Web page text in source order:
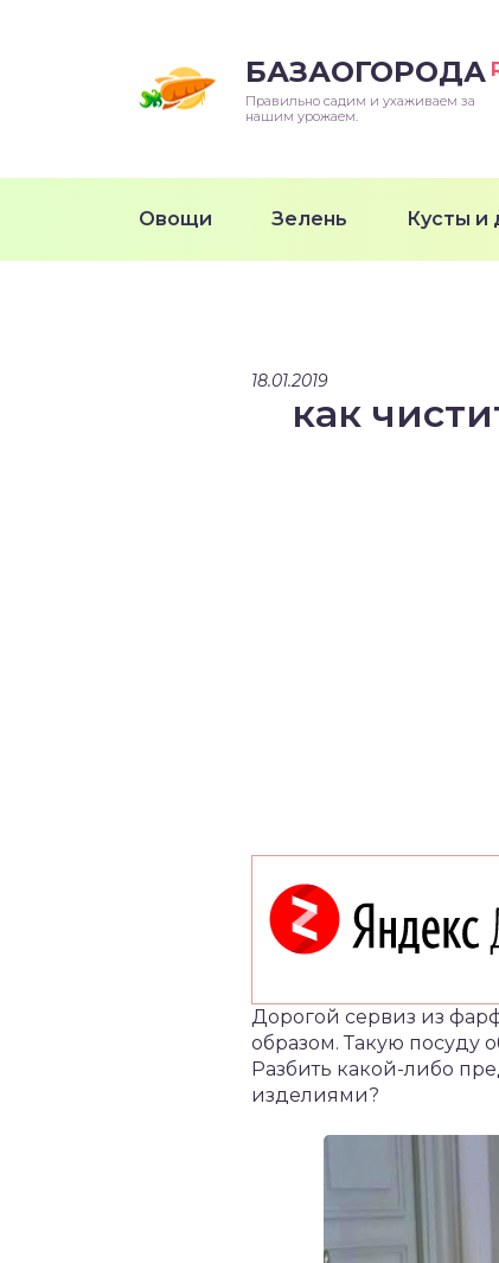
БАЗАОГОРОДА
Правильно садим и ухаживаем за
нашим урожаем.
Овощи Зелень Кусты и
18.01.2019
как
Дорогой сервиз из
образом. Такую посуду
Разбить какой-либо
изделиями?